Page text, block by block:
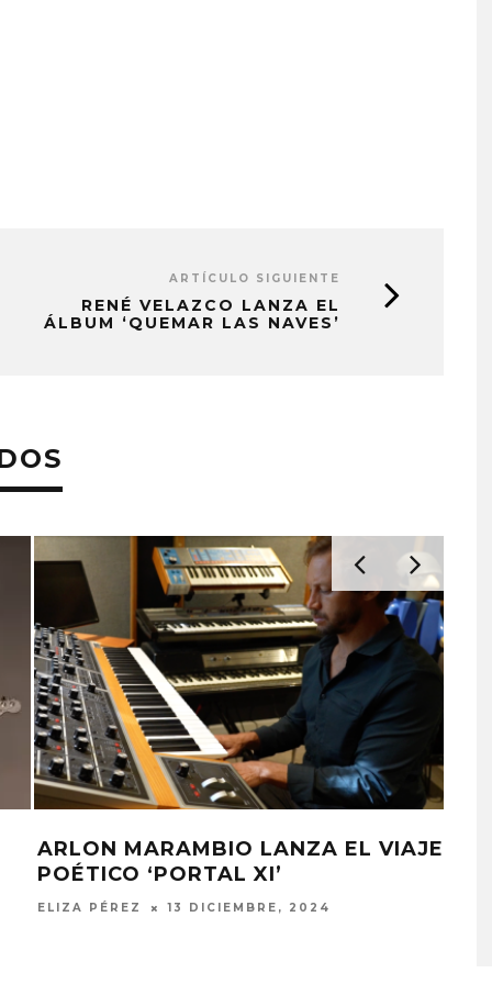
ARTÍCULO SIGUIENTE
RENÉ VELAZCO LANZA EL
ÁLBUM ‘QUEMAR LAS NAVES’
ARLON MARAMBIO LANZA SU LP
‘NEPTUNE LASER VENUS’
JULIO MOREAN 14 FEBRERO, 2024
EXPLORA LA
DEL TIEMPO
JOAQUINA COMPARTE
‘VERANO EN LA CIUDAD’
7 AGOSTO, 2026